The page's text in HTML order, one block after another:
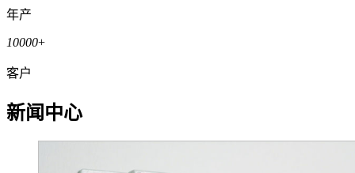
年产
10000+
客户
新闻中心